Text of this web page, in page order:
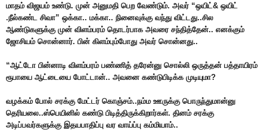
மாதம் விஜயம் உண்டு. முன் அனுமதி பெற வேண்டும். அவர் “ஒயிட்& ஒயிட்
.நீல்கண்ட சிவா” ஒக்கா.. மக்கா.. நினைவுக்கு வந்து விட்டது..சில
ஆண்டுகளுக்கு முன் விளம்பரம் தொடர்பாக அவரை சந்தித்தேன்.. எனக்கும்
ஜோசியம் சொன்னார். பின் கிளம்பும்போது அவர் சொன்னது..
“ஆட்டோ பின்னாடி விளம்பரம் பண்ணித் தரேன்னு சொல்லி ஒருத்தன் பத்தாயிரம்
ரூபாயை ஆட்டையை போட்டான்.. அவனை கண்டுபிடிக்க முடியுமா?
வழக்கம் போல் சரக்கு மேட்டர் கொஞ்சம்..நம்ம ஊருக்கு பொருந்துமான்னு
தெரியலை..ஸ்பெயினில் கண்டு பிடித்திருக்கிறார்கள். தினம் சரக்கு
அடிப்பவர்களுக்கு இதயபாதிப்பு வர வாய்ப்பு கம்மியாம்..